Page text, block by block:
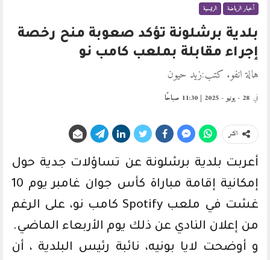
أخبار الرياضة الرئيسية
بلدية برشلونة تؤكد صعوبة منح رخصة
إجراء مقابلة بملعب كامب نو
هالة انفو. كتب:زيد حيون
في 28 - يونيو - 2025 | 11:30 صباحًا
انشر
أعربت بلدية برشلونة عن تساؤلات جدية حول
إمكانية إقامة مباراة كأس جوان غامبر يوم 10
غشت في ملعب Spotify كامب نو، على الرغم
من إعلان النادي عن ذلك يوم الأربعاء الماضي.
و أوضحت لايا بونيه، نائبة رئيس البلدية ، أن